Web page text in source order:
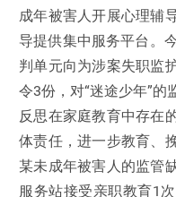
成年被害人开展心理辅
导提供集中服务平台。
判单元向为涉案失职监
令3份，对“迷途少年”
反思在家庭教育中存在
体责任，进一步教育、
某未成年被害人的监管
服务站接受亲职教育1